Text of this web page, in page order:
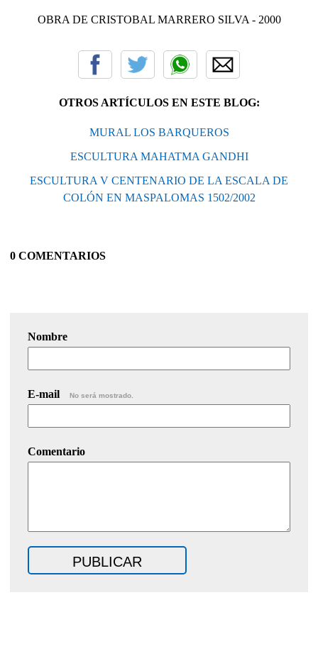
OBRA DE CRISTOBAL MARRERO SILVA - 2000
OTROS ARTÍCULOS EN ESTE BLOG:
MURAL LOS BARQUEROS
ESCULTURA MAHATMA GANDHI
ESCULTURA V CENTENARIO DE LA ESCALA DE
COLÓN EN MASPALOMAS 1502/2002
0 COMENTARIOS
Nombre
E-mail No será mostrado.
Comentario